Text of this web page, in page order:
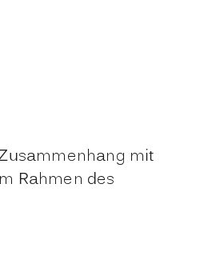
mit
Rahmen des